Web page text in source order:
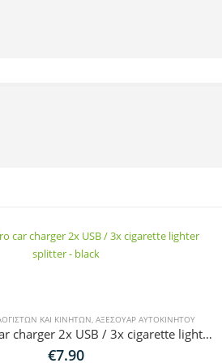
ΚΑΙ ΚΙΝΗΤΏΝ,ΑΞΕΣΟΥΆΡ ΑΥΤΟΚΙΝΉΤΟΥ
Dudao R1Pro car charger 2x USB / 3x cigarette lighter splitter – black
€7.90